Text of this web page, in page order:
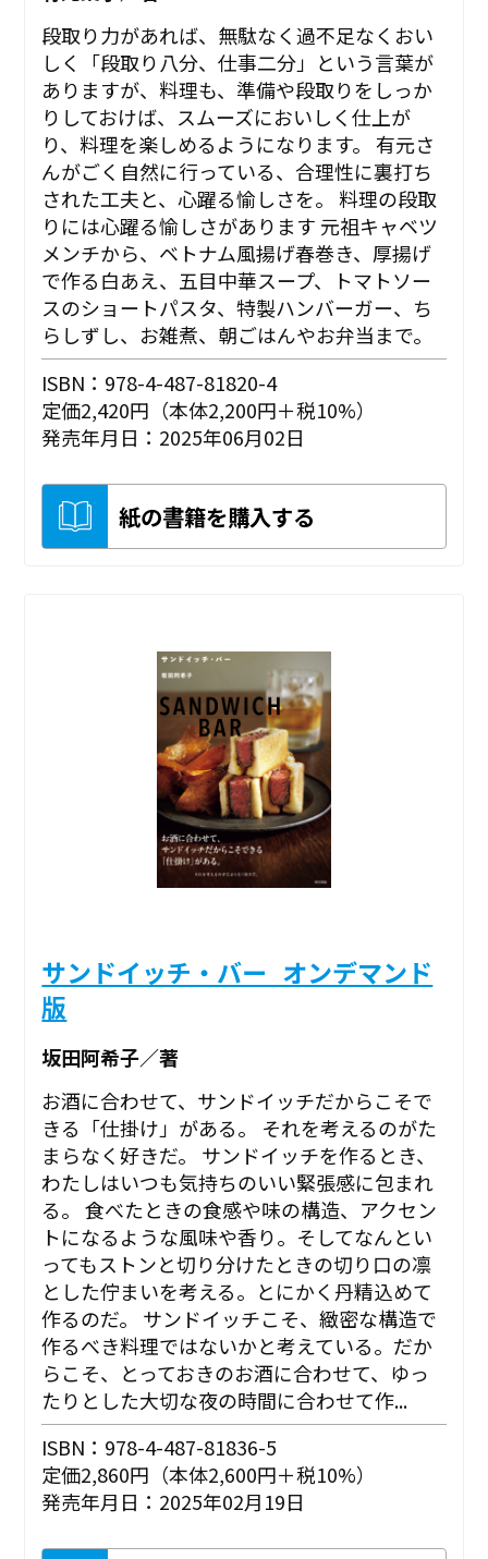
段取り力があれば、無駄なく過不足なくおい
しく「段取り八分、仕事二分」という言葉が
ありますが、料理も、準備や段取りをしっか
りしておけば、スムーズにおいしく仕上が
り、料理を楽しめるようになります。 有元さ
んがごく自然に行っている、合理性に裏打ち
された工夫と、心躍る愉しさを。 ――料理の段取
りには心躍る愉しさがあります 元祖キャベツ
メンチから、ベトナム風揚げ春巻き、厚揚げ
で作る白あえ、五目中華スープ、トマトソー
スのショートパスタ、特製ハンバーガー、ち
らしずし、お雑煮、朝ごはんやお弁当まで。
ISBN：978-4-487-81820-4
定価2,420円（本体2,200円＋税10%）
発売年月日：2025年06月02日
紙の書籍を購入する
サンドイッチ・バー_オンデマンド
版
坂田阿希子／著
お酒に合わせて、サンドイッチだからこそで
きる「仕掛け」がある。 それを考えるのがた
まらなく好きだ。 サンドイッチを作るとき、
わたしはいつも気持ちのいい緊張感に包まれ
る。 食べたときの食感や味の構造、アクセン
トになるような風味や香り。そしてなんとい
ってもストンと切り分けたときの切り口の凛
とした佇まいを考える。とにかく丹精込めて
作るのだ。 サンドイッチこそ、緻密な構造で
作るべき料理ではないかと考えている。だか
らこそ、とっておきのお酒に合わせて、ゆっ
たりとした大切な夜の時間に合わせて作...
ISBN：978-4-487-81836-5
定価2,860円（本体2,600円＋税10%）
発売年月日：2025年02月19日